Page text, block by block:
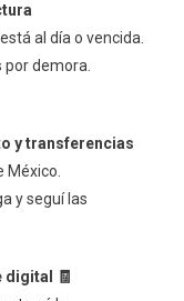
al día o vencida.
demora.
y transferencias
México.
y seguí las
digital 🧾